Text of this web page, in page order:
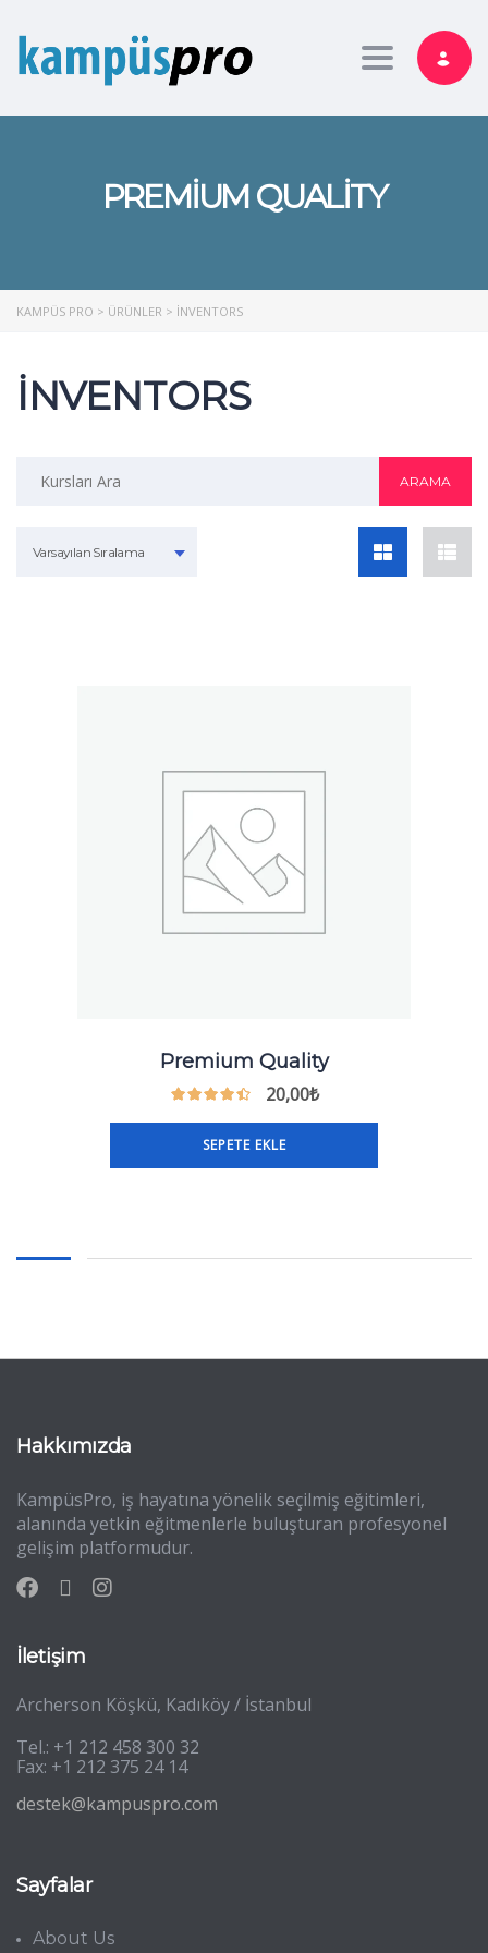
Toggle
PREMIUM QUALITY
KAMPÜS PRO > ÜRÜNLER > INVENTORS
INVENTORS
Varsayılan Sıralama
Premium Quality
20,00₺
SEPETE EKLE
Hakkımızda
KampüsPro, iş hayatına yönelik seçilmiş eğitimleri,
alanında yetkin eğitmenlerle buluşturan profesyonel
gelişim platformudur.
İletişim
Archerson Köşkü, Kadıköy / İstanbul
Tel.: +1 212 458 300 32
Fax: +1 212 375 24 14
destek@kampuspro.com
Sayfalar
About Us